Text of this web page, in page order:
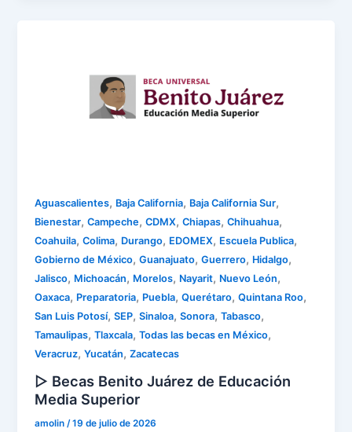
Aguascalientes, Baja California, Baja California Sur,
Bienestar,Campeche,CDMX,Chiapas,Chihuahua,
Coahuila,Colima, Durango, EDOMEX, Escuela Publica,
Gobierno de México,Guanajuato,Guerrero, Hidalgo,
Jalisco, Michoacán, Morelos, Nayarit, Nuevo León,
Oaxaca, Preparatoria, Puebla,Querétaro,Quintana Roo,
San Luis Potosí,SEP,Sinaloa,Sonora,Tabasco,
Tamaulipas,Tlaxcala,Todas las becas en México,
Veracruz,Yucatán,Zacatecas
▷ Becas Benito Juárez de Educación
Media Superior
amolin /19 de julio de 2026